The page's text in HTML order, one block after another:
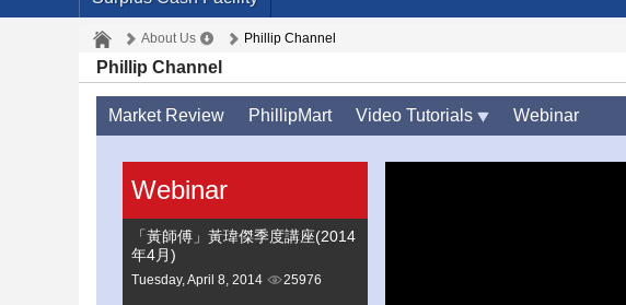
About Us Phillip Channel
Phillip Channel
Market Review PhillipMart Video Tutorials Webinar
Webinar
「黃師傅」黃瑋傑季度講座(2014
年4月)
Tuesday, April 8, 2014 25976